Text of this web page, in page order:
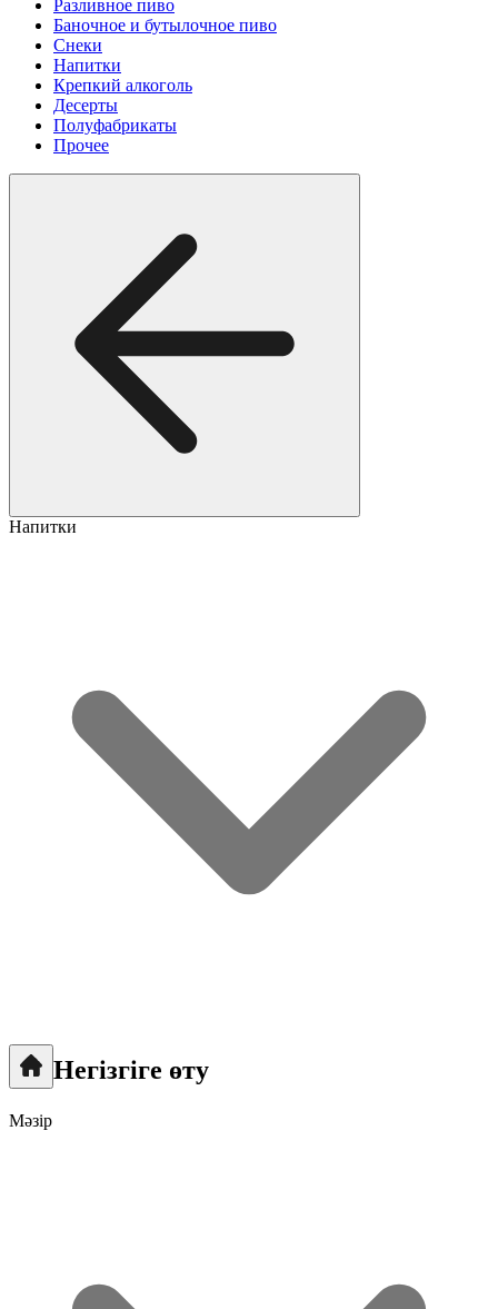
Разливное пиво
Баночное и бутылочное пиво
Снеки
Напитки
Крепкий алкоголь
Десерты
Полуфабрикаты
Прочее
Напитки
Негізгіге өту
Мәзір